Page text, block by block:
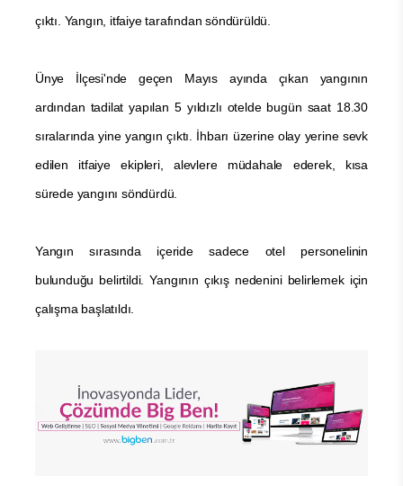
çıktı. Yangın, itfaiye tarafından söndürüldü.
Ünye İlçesi'nde geçen Mayıs ayında çıkan yangının
ardından tadilat yapılan 5 yıldızlı otelde bugün saat 18.30
sıralarında yine yangın çıktı. İhbarı üzerine olay yerine sevk
edilen itfaiye ekipleri, alevlere müdahale ederek, kısa
sürede yangını söndürdü.
Yangın sırasında içeride sadece otel personelinin
bulunduğu belirtildi. Yangının çıkış nedenini belirlemek için
çalışma başlatıldı.